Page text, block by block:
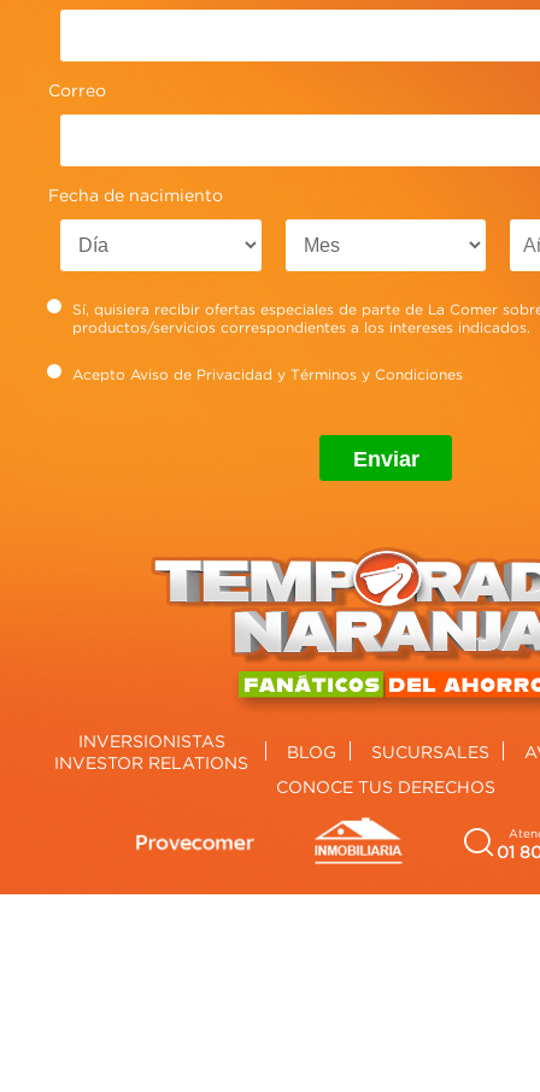
Correo
Fecha de nacimiento
Sí, quisiera recibir ofertas especiales de parte de La Comer
productos/servicios correspondientes a los intereses indicados.
Acepto Aviso de Privacidad y Términos y Condiciones
INVERSIONISTAS
INVESTOR RELATIONS
BLOG SUCURSALES
CONOCE TUS DERECHOS
01